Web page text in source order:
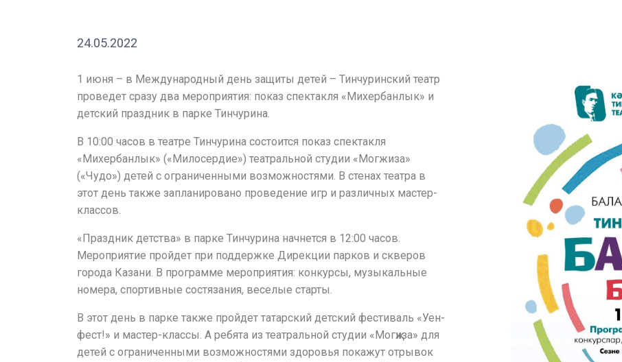
24.05.2022
1 июня – в Международный день защиты детей – Тинчуринский театр
проведет сразу два мероприятия: показ спектакля «Михербанлык» и
детский праздник в парке Тинчурина.
В 10:00 часов в театре Тинчурина состоится показ спектакля
«Михербанлык» («Милосердие») театральной студии «Могжиза»
(«Чудо») детей с ограниченными возможностями. В стенах театра в
этот день также запланировано проведение игр и различных мастер-
классов.
«Праздник детства» в парке Тинчурина начнется в 12:00 часов.
Мероприятие пройдет при поддержке Дирекции парков и скверов
города Казани. В программе мероприятия: конкурсы, музыкальные
номера, спортивные состязания, веселые старты.
В этот день в парке также пройдет татарский детский фестиваль «Уен-
фест!» и мастер-классы. А ребята из театральной студии «Могҗиза» для
детей с ограниченными возможностями здоровья покажут отрывок